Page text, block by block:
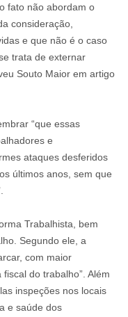
fato não abordam o
consideração,
e que não é o caso
trata de externar
Souto Maior em artigo
“que essas
e
ataques desferidos
últimos anos, sem que
Trabalhista, bem
Segundo ele, a
com maior
do trabalho”. Além
inspeções nos locais
e saúde dos